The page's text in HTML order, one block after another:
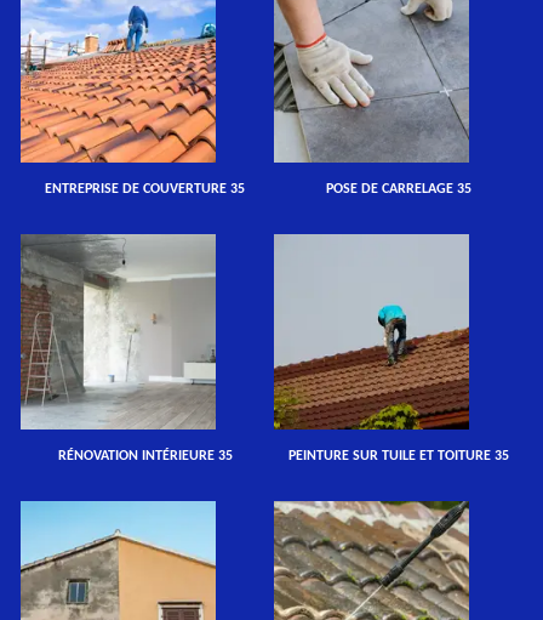
ENTREPRISE DE COUVERTURE 35 POSE DE CARRELAGE 35
RÉNOVATION INTÉRIEURE 35 PEINTURE SUR TUILE ET TOITURE 35